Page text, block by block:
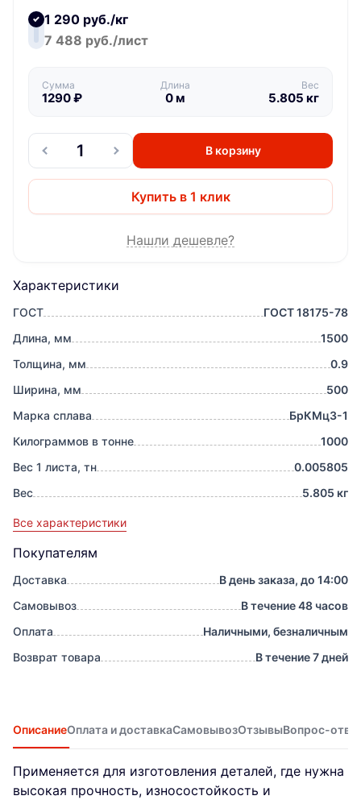
Характеристики
ГОСТ
ГОСТ 18175-78
Длина, мм
1500
Толщина, мм
0.9
Ширина, мм
500
Марка сплава
БрКМц3-1
Килограммов в тонне
1000
Вес 1 листа, тн
0.005805
Вес
5.805 кг
Все характеристики
Покупателям
Доставка
В день заказа, до 14:00
Самовывоз
В течение 48 часов
Оплата
Наличными, безналичным
Возврат товара
В течение 7 дней
1 290 руб./кг
7 488 руб./лист
Сумма
1290₽
Длина
0м
Вес
5.805 кг
В корзину
Купить в 1 клик
Нашли дешевле?
ОписаниеОплата и доставкаСамовывозОтзывыВопрос-
Применяется для изготовления деталей, где нужна
высокая прочность, износостойкость и